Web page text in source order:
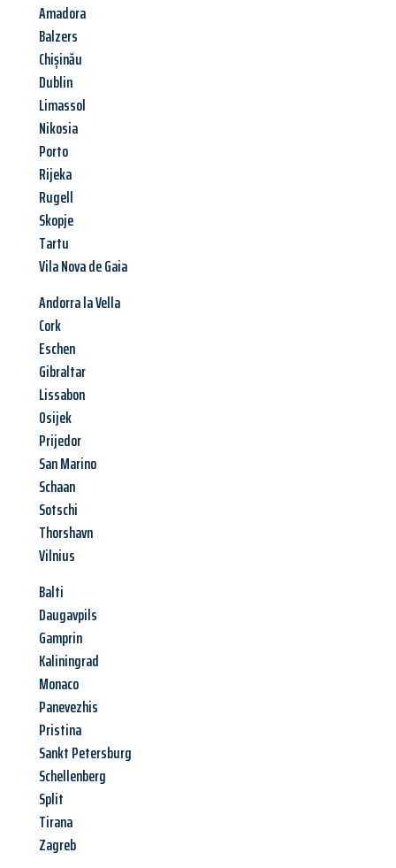
Amadora
Balzers
Chișinău
Dublin
Limassol
Nikosia
Porto
Rijeka
Rugell
Skopje
Tartu
Vila Nova de Gaia
Andorra la Vella
Cork
Eschen
Gibraltar
Lissabon
Osijek
Prijedor
San Marino
Schaan
Sotschi
Thorshavn
Vilnius
Balti
Daugavpils
Gamprin
Kaliningrad
Monaco
Panevezhis
Pristina
Sankt Petersburg
Schellenberg
Split
Tirana
Zagreb